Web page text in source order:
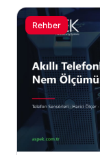
Rehber